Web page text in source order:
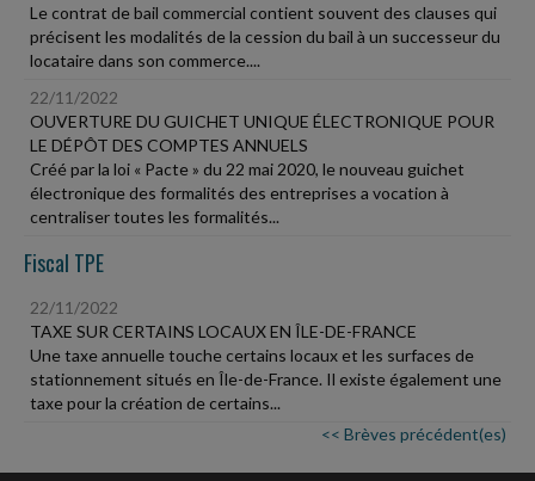
Le contrat de bail commercial contient souvent des clauses qui
précisent les modalités de la cession du bail à un successeur du
locataire dans son commerce....
22/11/2022
OUVERTURE DU GUICHET UNIQUE ÉLECTRONIQUE POUR
LE DÉPÔT DES COMPTES ANNUELS
Créé par la loi « Pacte » du 22 mai 2020, le nouveau guichet
électronique des formalités des entreprises a vocation à
centraliser toutes les formalités...
Fiscal TPE
22/11/2022
TAXE SUR CERTAINS LOCAUX EN ÎLE-DE-FRANCE
Une taxe annuelle touche certains locaux et les surfaces de
stationnement situés en Île-de-France. Il existe également une
taxe pour la création de certains...
<< Brèves précédent(es)